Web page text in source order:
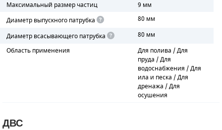
Максимальный размер частиц
9 мм
Диаметр выпускного патрубка
80 мм
Диаметр всасывающего патрубка
80 мм
Область применения
Для полива / Для
пруда / Для
водоснабжения / Для
ила и песка / Для
дренажа / Для
осушения
ДВС
ДЕТАЛИ ПОГРУЖНЫХ НАСОСОВ
ШЛАНГИ ДЛЯ МОТОПОМП
ДЛЯ ВАКУУМНЫХ НАСОСОВ